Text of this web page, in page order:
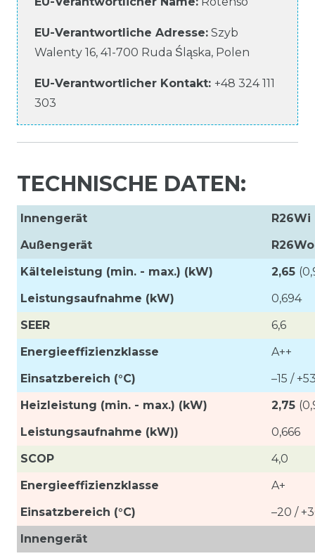
EU-Verantwortliche Adresse: Szyb
Walenty 16, 41-700 Ruda Śląska, Polen
EU-Verantwortlicher Kontakt: +48 324 111
303
TECHNISCHE DATEN:
Innengerät
R26Wi
Außengerät
R26Wo
Kälteleistung (min. - max.) (kW)
2,65
Leistungsaufnahme (kW)
0,694
SEER
6,6
Energieeffizienzklasse
A++
Einsatzbereich (°C)
–15 /
Heizleistung (min. - max.) (kW)
2,75
Leistungsaufnahme (kW))
0,666
SCOP
4,0
Energieeffizienzklasse
A+
Einsatzbereich (°C)
–20 /
Innengerät